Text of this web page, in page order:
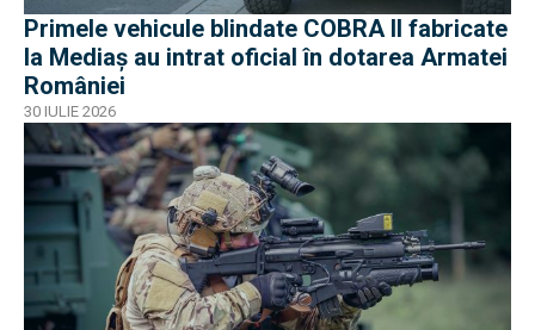
Primele vehicule blindate COBRA II fabricate
la Mediaș au intrat oficial în dotarea Armatei
României
30 IULIE 2026